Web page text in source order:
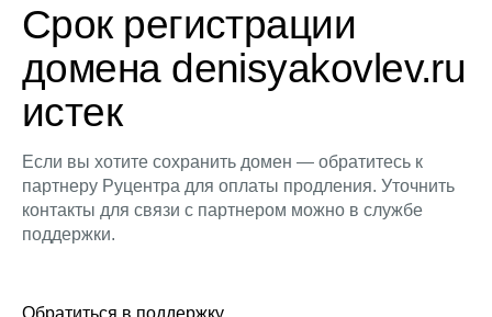
Срок регистрации
домена denisyakovlev.ru
истек
Если вы хотите сохранить домен — обратитесь к
партнеру Руцентра для оплаты продления. Уточнить
контакты для связи с партнером можно в службе
поддержки.
Обратиться в поддержку